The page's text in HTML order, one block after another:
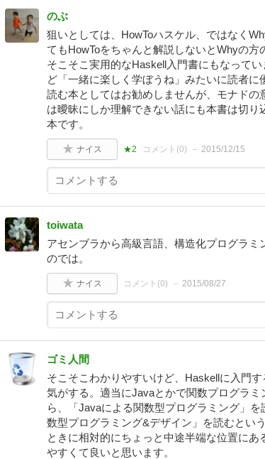
のぶ
狙いとしては、HowToハスケル、ではなく
てもHowToをちゃんと解説しないとWhyの
そこそこ実用的なHaskell入門書にもなって
ど「一緒に楽しく学ぼうね」みたいに読者
読む本としてはお勧めしませんが、モナド
は曖昧にしか理解できない話にも本書は切
本です。
ナイス ★2 コメント(0) 2015/12/15
toiwata
アセンブラから高級言語、構造化プログラ
のでは。
ナイス コメント(0) 2015/08/27
ゴミ人間
そこそこわかりやすいけど、Haskellに入門
気がする。適当にJavaとかで関数プログラ
ら、「Javaによる関数型プログラミング」
数型プログラミング&デザイン」を読むとい
ときに相対的にちょっと中途半端な位置に
やすくて良いと思います。